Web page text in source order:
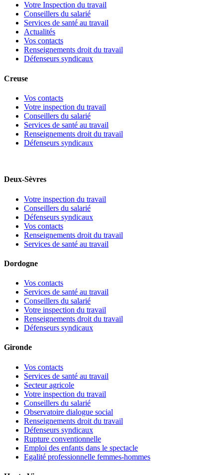
Votre Inspection du travail
Conseillers du salarié
Services de santé au travail
Actualités
Vos contacts
Renseignements droit du travail
Défenseurs syndicaux
Creuse
Vos contacts
Votre inspection du travail
Conseillers du salarié
Services de santé au travail
Renseignements droit du travail
Défenseurs syndicaux
Deux-Sèvres
Votre inspection du travail
Conseillers du salarié
Défenseurs syndicaux
Vos contacts
Renseignements droit du travail
Services de santé au travail
Dordogne
Vos contacts
Services de santé au travail
Conseillers du salarié
Votre inspection du travail
Renseignements droit du travail
Défenseurs syndicaux
Gironde
Vos contacts
Services de santé au travail
Secteur agricole
Votre inspection du travail
Conseillers du salarié
Observatoire dialogue social
Renseignements droit du travail
Défenseurs syndicaux
Rupture conventionnelle
Emploi des enfants dans le spectacle
Egalité professionnelle femmes-hommes